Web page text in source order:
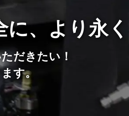
、より永く
だきたい！
す。